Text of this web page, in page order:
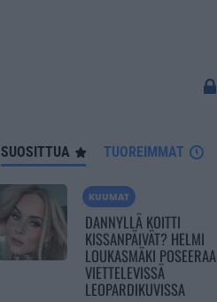
SUOSITTUA TUOREIMMAT
KUUMAT
DANNYLLÄ KOITTI
KISSANPÄIVÄT? HELMI
LOUKASMÄKI POSEERAA
VIETTELEVISSÄ
LEOPARDIKUVISSA